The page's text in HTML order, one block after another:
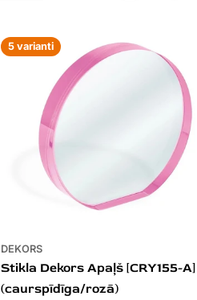
5 varianti
DEKORS
Stikla Dekors Apaļš [CRY155-A]
(caurspīdīga/rozā)